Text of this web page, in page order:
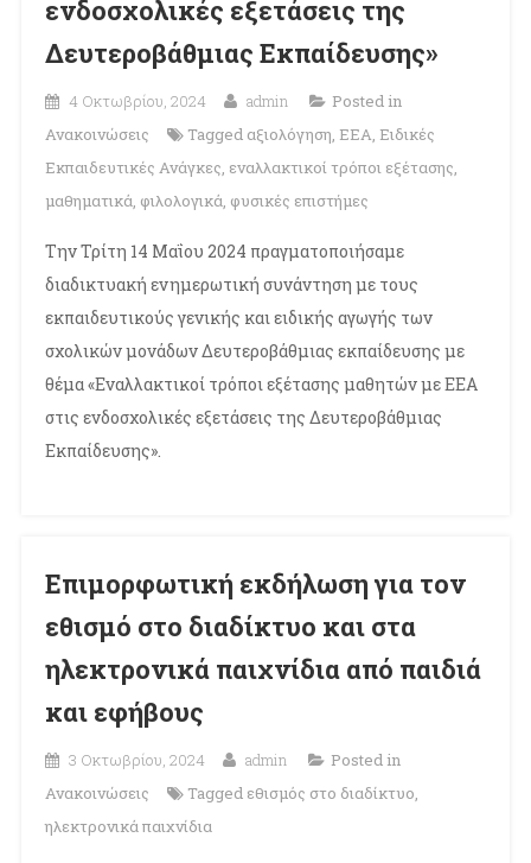
ενδοσχολικές εξετάσεις της
Δευτεροβάθμιας Εκπαίδευσης»
4 Οκτωβρίου, 2024 admin
Posted in
Ανακοινώσεις
Tagged αξιολόγηση, ΕΕΑ, Ειδικές
Εκπαιδευτικές Ανάγκες, εναλλακτικοί τρόποι εξέτασης,
μαθηματικά, φιλολογικά, φυσικές επιστήμες
Την Τρίτη 14 Μαΐου 2024 πραγματοποιήσαμε
διαδικτυακή ενημερωτική συνάντηση με τους
εκπαιδευτικούς γενικής και ειδικής αγωγής των
σχολικών μονάδων Δευτεροβάθμιας εκπαίδευσης με
θέμα «Εναλλακτικοί τρόποι εξέτασης μαθητών με ΕΕΑ
στις ενδοσχολικές εξετάσεις της Δευτεροβάθμιας
Εκπαίδευσης».
Επιμορφωτική εκδήλωση για τον
εθισμό στο διαδίκτυο και στα
ηλεκτρονικά παιχνίδια από παιδιά
και εφήβους
3 Οκτωβρίου, 2024 admin
Posted in
Ανακοινώσεις
Tagged εθισμός στο διαδίκτυο,
ηλεκτρονικά παιχνίδια